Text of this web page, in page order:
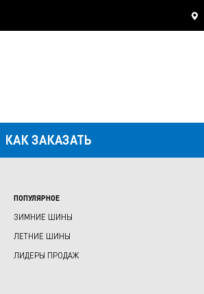
КАК ЗАКАЗАТЬ
ПОПУЛЯРНОЕ
ЗИМНИЕ ШИНЫ
ЛЕТНИЕ ШИНЫ
ЛИДЕРЫ ПРОДАЖ